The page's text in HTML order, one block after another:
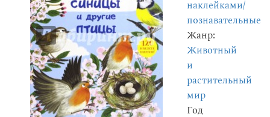
наклейками/
познавательные
Жанр:
Животный
и
растительный
мир
Год